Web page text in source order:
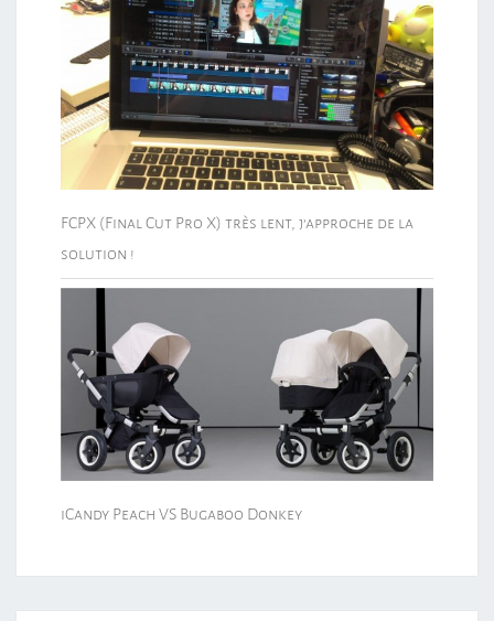
FCPX (Final Cut Pro X) très lent, j’approche de la
solution !
iCandy Peach VS Bugaboo Donkey